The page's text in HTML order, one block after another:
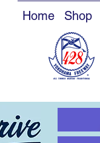
Home Shop